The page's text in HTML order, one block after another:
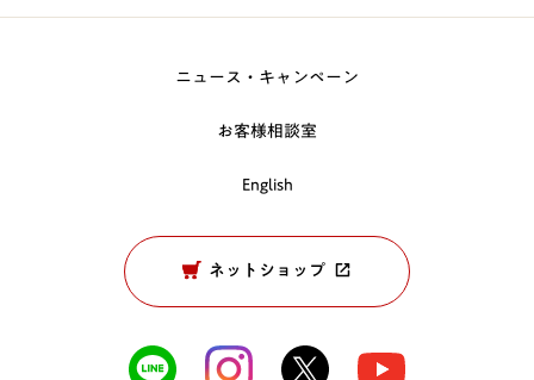
ニュース・キャンペーン
お客様相談室
English
ネットショップ